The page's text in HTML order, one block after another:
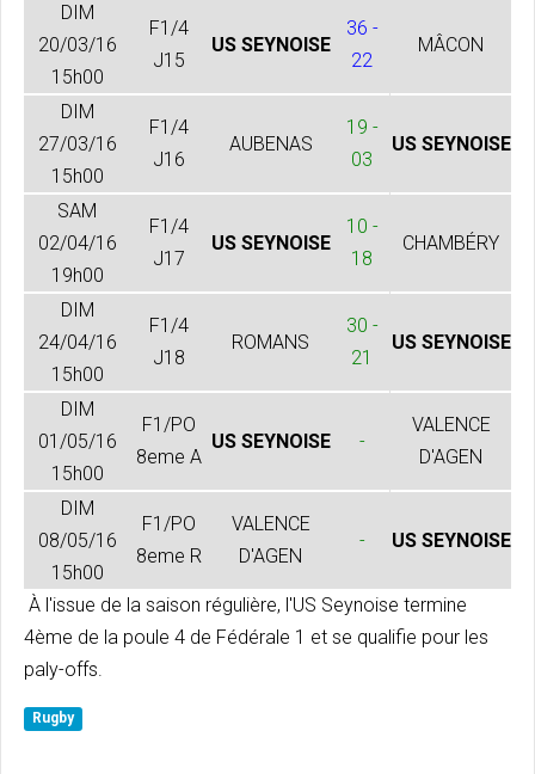
DIM
20/03/16
15h00
F1/4
J15
US SEYNOISE
36 -
22
MÂCON
DIM
27/03/16
15h00
F1/4
J16
AUBENAS
19 -
03
US SEYNOISE
SAM
02/04/16
19h00
F1/4
J17
US SEYNOISE
10 -
18
CHAMBÉRY
DIM
24/04/16
15h00
F1/4
J18
ROMANS
30 -
21
US SEYNOISE
DIM
01/05/16
15h00
F1/PO
8eme A
US SEYNOISE -
VALENCE
D'AGEN
DIM
08/05/16
15h00
F1/PO
8eme R
VALENCE
D'AGEN
- US SEYNOISE
À l'issue de la saison régulière, l'US Seynoise termine
4ème de la poule 4 de Fédérale 1 et se qualifie pour les
paly-offs.
Rugby